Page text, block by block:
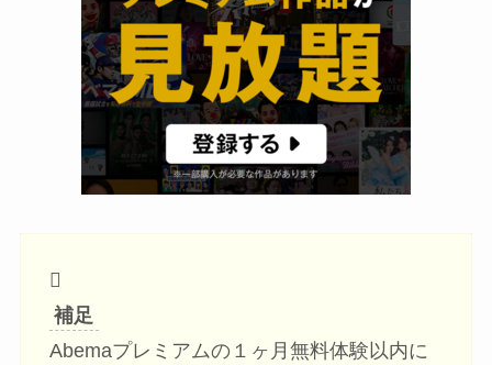
補足
Abemaプレミアムの１ヶ月無料体験以内に